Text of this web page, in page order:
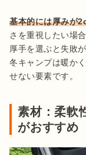
基本的には厚みが
さを重視したい場
厚手を選ぶと失敗
冬キャンプは暖か
せない要素です。
素材：柔軟
がおすすめ